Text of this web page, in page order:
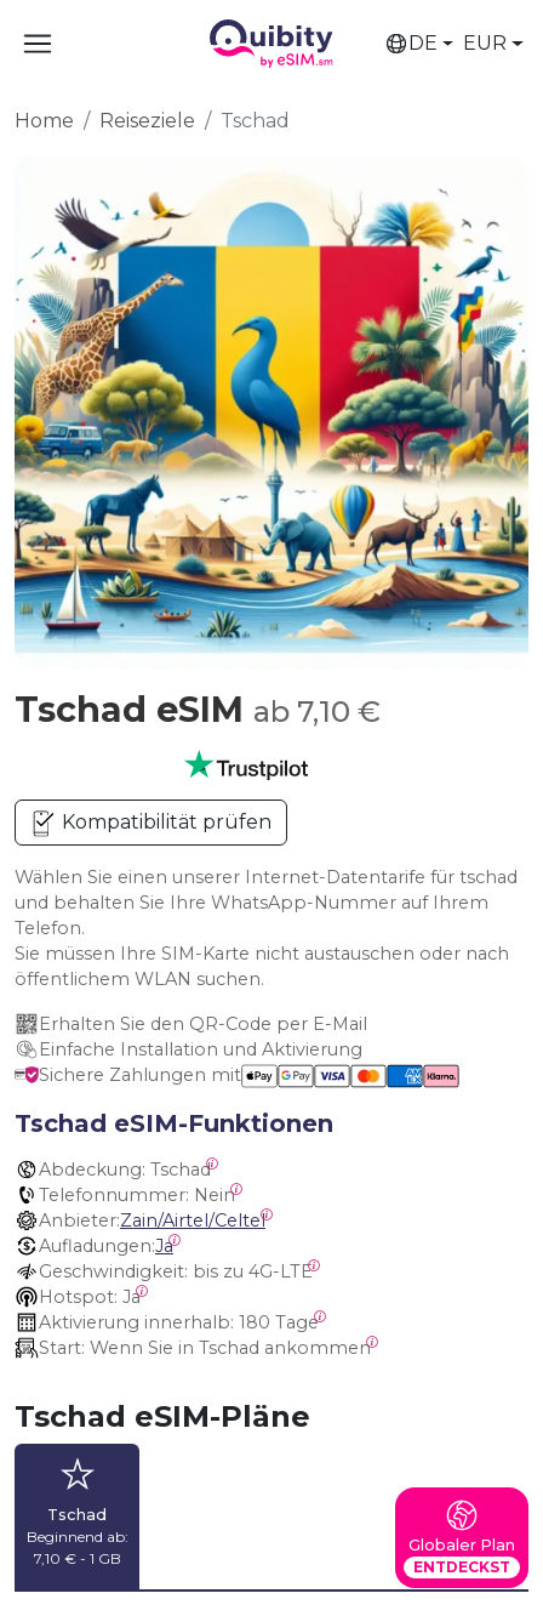
DE EUR
Home Reiseziele Tschad
Tschad eSIM ab 7,10 €
Kompatibilität prüfen
Wählen Sie einen unserer Internet-Datentarife für tschad
und behalten Sie Ihre WhatsApp-Nummer auf Ihrem
Telefon.
Sie müssen Ihre SIM-Karte nicht austauschen oder nach
öffentlichem WLAN suchen.
Erhalten Sie den QR-Code per E-Mail
Einfache Installation und Aktivierung
Sichere Zahlungen mit
Tschad eSIM-Funktionen
Abdeckung: Tschad
Telefonnummer: Nein
Anbieter:Zain/Airtel/Celtel
Aufladungen:Ja
Geschwindigkeit: bis zu 4G-LTE
Hotspot: Ja
Aktivierung innerhalb: 180 Tage
Start: Wenn Sie in Tschad ankommen
Tschad eSIM-Pläne
Tschad
Beginnend ab:
7,10 € - 1 GB
Globaler Plan
ENTDECKST